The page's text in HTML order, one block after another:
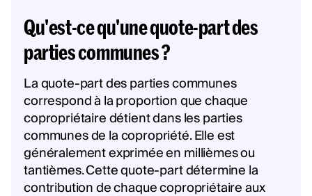
Qu'est-ce qu'une quote-part des
parties communes ?
La quote-part des parties communes
correspond à la proportion que chaque
copropriétaire détient dans les parties
communes de la copropriété. Elle est
généralement exprimée en millièmes ou
tantièmes. Cette quote-part détermine la
contribution de chaque copropriétaire aux